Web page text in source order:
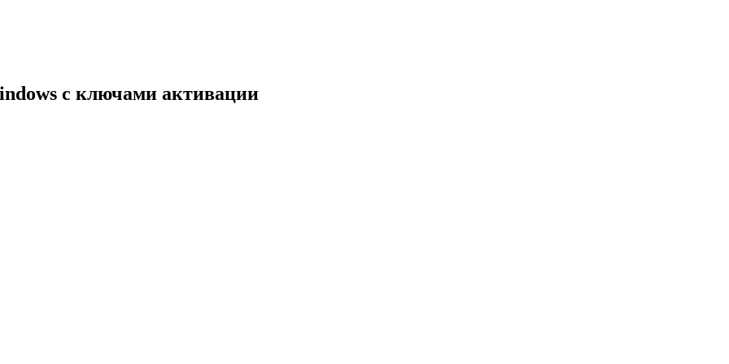
с ключами активации